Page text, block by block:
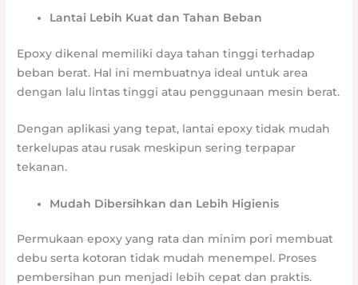
Lantai Lebih Kuat dan Tahan Beban
Epoxy dikenal memiliki daya tahan tinggi terhadap
beban berat. Hal ini membuatnya ideal untuk area
dengan lalu lintas tinggi atau penggunaan mesin berat.
Dengan aplikasi yang tepat, lantai epoxy tidak mudah
terkelupas atau rusak meskipun sering terpapar
tekanan.
Mudah Dibersihkan dan Lebih Higienis
Permukaan epoxy yang rata dan minim pori membuat
debu serta kotoran tidak mudah menempel. Proses
pembersihan pun menjadi lebih cepat dan praktis.